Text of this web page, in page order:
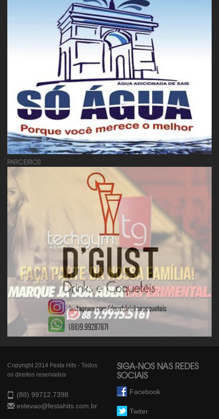
PARCEIROS
Copyright 2014 Festa Hits - Todos
os direitos reservados
(88) 99712.7398
estevao@festahits.com.br
SIGA-NOS NAS REDES
SOCIAIS
Facebook
Twiter